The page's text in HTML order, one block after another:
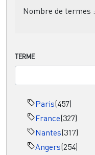
Nombre de termes :
TERME
Paris(457)
France(327)
Nantes(317)
Angers(254)